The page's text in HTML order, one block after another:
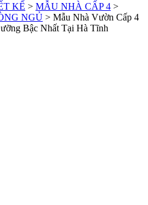
KẾ > MẪU NHÀ CẤP 4 >
NGỦ > Mẫu Nhà Vườn Cấp 4
Bậc Nhất Tại Hà Tĩnh